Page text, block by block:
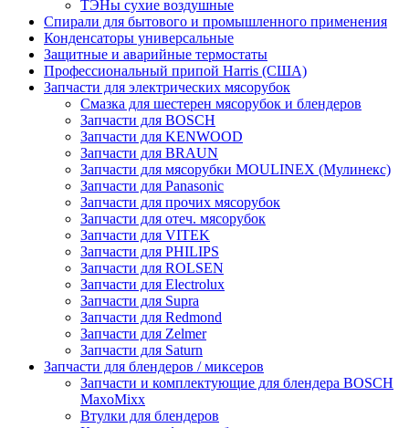
ТЭНы сухие воздушные
Спирали для бытового и промышленного применения
Конденсаторы универсальные
Защитные и аварийные термостаты
Профессиональный припой Harris (США)
Запчасти для электрических мясорубок
Смазка для шестерен мясорубок и блендеров
Запчасти для BOSCH
Запчасти для KENWOOD
Запчасти для BRAUN
Запчасти для мясорубки MOULINEX (Мулинекс)
Запчасти для Panasonic
Запчасти для прочих мясорубок
Запчасти для отеч. мясорубок
Запчасти для VITEK
Запчасти для PHILIPS
Запчасти для ROLSEN
Запчасти для Electrolux
Запчасти для Supra
Запчасти для Redmond
Запчасти для Zelmer
Запчасти для Saturn
Запчасти для блендеров / миксеров
Запчасти и комплектующие для блендера BOSCH
MaxoMixx
Втулки для блендеров